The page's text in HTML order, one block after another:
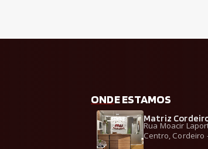
ONDE ESTAMOS
Matriz
Rua Moacir
Centro, Cordeiro